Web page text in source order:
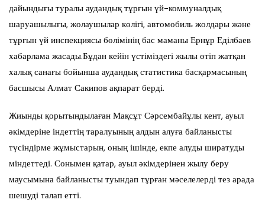
дайындығы туралы аудандық тұрғын үй-коммуналдық
шаруашылығы, жолаушылар көлігі, автомобиль жолдары және
тұрғын үй инспекциясы бөлімінің бас маманы Ернұр Еділбаев
хабарлама жасады.Бұдан кейін үстіміздегі жылы өтіп жатқан
халық санағы бойынша аудандық статистика басқармасының
басшысы Алмат Сакипов ақпарат берді.
Жиынды қорытындылаған Мақсұт Сәрсембайұлы кент, ауыл
әкімдеріне індеттің таралуының алдын алуға байланысты
түсіндірме жұмыстарын, оның ішінде, екпе алуды ширатуды
міндеттеді. Сонымен қатар, ауыл әкімдерінен жылу беру
маусымына байланысты туындап тұрған мәселелерді тез арада
шешуді талап етті.